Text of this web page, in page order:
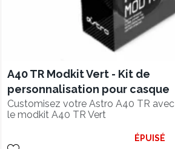
A40 TR Modkit Vert - Kit de
personnalisation pour casque
A40 TR
Customisez votre Astro A40 TR avec
le modkit A40 TR Vert
ÉPUISÉ